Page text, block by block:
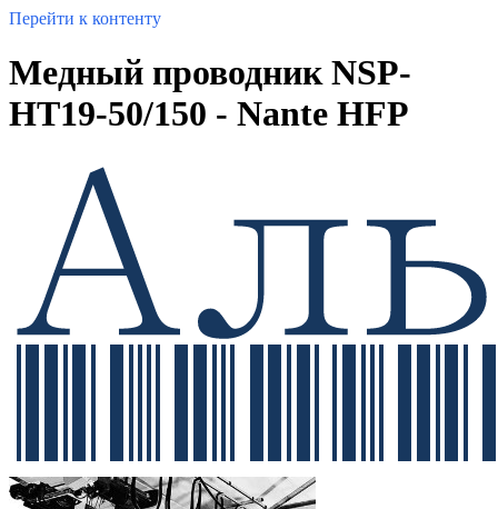
Перейти к контенту
Медный проводник NSP-
HT19-50/150 - Nante HFP